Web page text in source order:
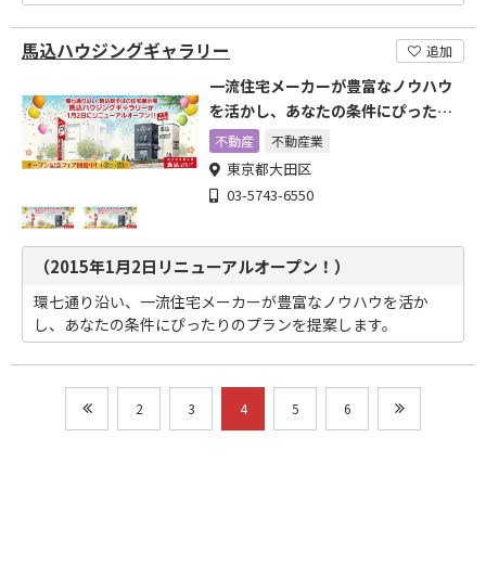
馬込ハウジングギャラリー 追加
一流住宅メーカーが豊富なノウハウ
を活かし、あなたの条件にぴったり
のプランを提案します。
不動産 不動産業
東京都大田区
03-5743-6550
（2015年1月2日リニューアルオープン！）
環七通り沿い、一流住宅メーカーが豊富なノウハウを活か
し、あなたの条件にぴったりのプランを提案します。
2 3 4 5 6